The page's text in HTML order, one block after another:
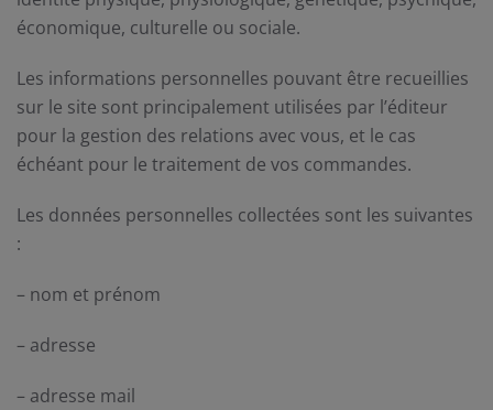
économique, culturelle ou sociale.
Les informations personnelles pouvant être recueillies
sur le site sont principalement utilisées par l’éditeur
pour la gestion des relations avec vous, et le cas
échéant pour le traitement de vos commandes.
Les données personnelles collectées sont les suivantes
:
– nom et prénom
– adresse
– adresse mail